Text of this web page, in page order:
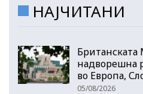
НАЈЧИТАНИ
надворешна
во Европа,
05/08/2026